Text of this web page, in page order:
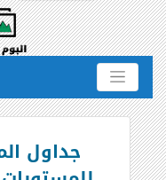
جداول